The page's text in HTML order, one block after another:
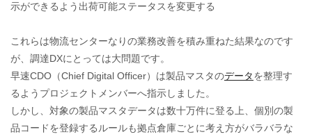
示ができるよう出荷可能ステータスを変更する
これらは物流センターなりの業務改善を積み重ねた結果なのです
が、調達DXにとっては大問題です。
早速CDO（Chief Digital Officer）は製品マスタのデータを整理す
るようプロジェクトメンバーへ指示しました。
しかし、対象の製品マスタデータは数十万件に登る上、個別の製
品コードを登録するルールも拠点倉庫ごとに考え方がバラバラな